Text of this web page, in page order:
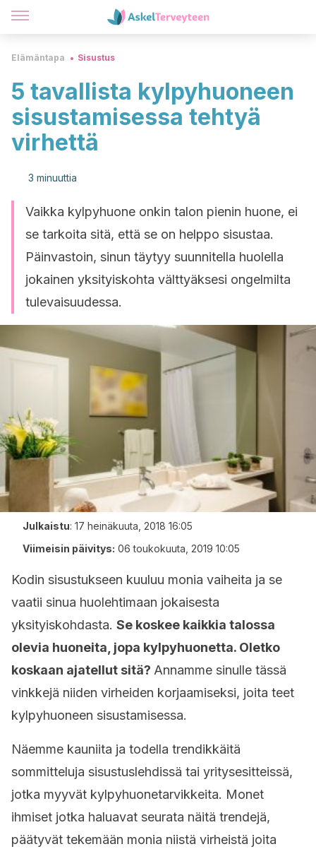
Elämäntapa Sisustus
5 tavallista kylpyhuoneen
sisustamisessa tehtyä
virhettä
3 minuuttia
Vaikka kylpyhuone onkin talon pienin huone, ei
se tarkoita sitä, että se on helppo sisustaa.
Päinvastoin, sinun täytyy suunnitella huolella
jokainen yksityiskohta välttyäksesi ongelmilta
tulevaisuudessa.
Julkaistu: 17 heinäkuuta, 2018 16:05
Viimeisin päivitys: 06 toukokuuta, 2019 10:05
Kodin sisustukseen kuuluu monia vaiheita ja se
vaatii sinua huolehtimaan jokaisesta
yksityiskohdasta. Se koskee kaikkia talossa
olevia huoneita, jopa kylpyhuonetta. Oletko
koskaan ajatellut sitä? Annamme sinulle tässä
vinkkejä niiden virheiden korjaamiseksi, joita teet
kylpyhuoneen sisustamisessa.
Näemme kauniita ja todella trendikkäitä
sommitteluja sisustuslehdissä tai yritysesitteissä,
jotka myyvät kylpyhuonetarvikkeita. Monet
ihmiset jotka haluavat seurata näitä trendejä,
päätyvät tekemään monia niistä virheistä joita